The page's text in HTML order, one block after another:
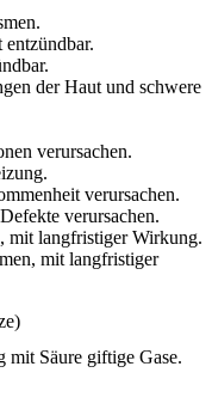
der Haut und schwere
verursachen.
verursachen.
verursachen.
mit langfristiger Wirkung.
mit langfristiger
Säure giftige Gase.